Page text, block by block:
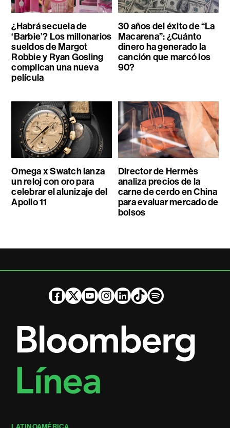
¿Habrá secuela de
‘Barbie’? Los millonarios
sueldos de Margot
Robbie y Ryan Gosling
complican una nueva
película
30 años del éxito de “La
Macarena”: ¿Cuánto
dinero ha generado la
canción que marcó los
90?
Omega x Swatch lanza
un reloj con oro para
celebrar el alunizaje del
Apollo 11
Director de Hermès
analiza precios de la
carne de cerdo en China
para evaluar mercado de
bolsos